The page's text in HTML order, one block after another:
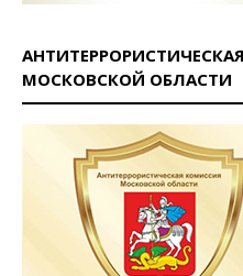
МОСКОВСКОЙ ОБЛАСТИ